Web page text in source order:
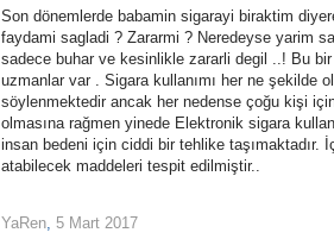
Son dönemlerde babamin sigarayi biraktim
faydami sagladi ? Zararmi ? Neredeyse yarim
sadece buhar ve kesinlikle zararli degil ..! Bu
uzmanlar var . Sigara kullanımı her ne şekilde
söylenmektedir ancak her nedense çoğu kişi
olmasına rağmen yinede Elektronik sigara
insan bedeni için ciddi bir tehlike taşımaktadır.
atabilecek maddeleri tespit edilmiştir..
YaRen, 5 Mart 2017